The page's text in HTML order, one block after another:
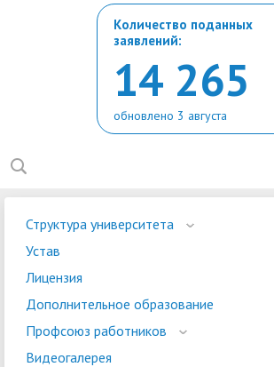
Количество поданных
заявлений:
14 265
обновлено 3 августа
Структура университета
Устав
Лицензия
Дополнительное образование
Профсоюз работников
Видеогалерея